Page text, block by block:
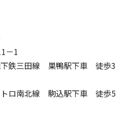
－1
下鉄三田線 巣鴨駅下車 徒歩3
トロ南北線 駒込駅下車 徒歩5